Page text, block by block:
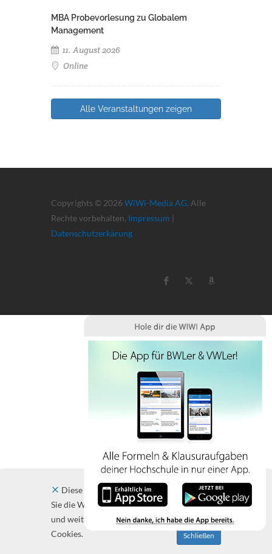
MBA Probevorlesung zu Globalem
Management
11. August 2026
Online
Alle Veranstaltungen zeigen
Copyrights © 2026 WiWi-Media AG. Alle
Rechte vorbehalten. Impressum |
Datenschutzerkärung
Diese Website verwendet Cookies. Indem
Sie die Website und ihre Angebote nutzen
und weiter navigieren, akzeptieren Sie diese
Cookies.
Schließen